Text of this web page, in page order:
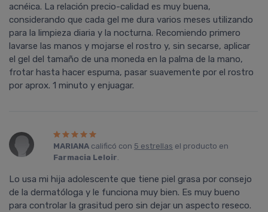
acnéica. La relación precio-calidad es muy buena,
considerando que cada gel me dura varios meses utilizando
para la limpieza diaria y la nocturna. Recomiendo primero
lavarse las manos y mojarse el rostro y, sin secarse, aplicar
el gel del tamaño de una moneda en la palma de la mano,
frotar hasta hacer espuma, pasar suavemente por el rostro
por aprox. 1 minuto y enjuagar.
MARIANA calificó con 5 estrellas el producto en
Farmacia Leloir.
Lo usa mi hija adolescente que tiene piel grasa por consejo
de la dermatóloga y le funciona muy bien. Es muy bueno
para controlar la grasitud pero sin dejar un aspecto reseco.